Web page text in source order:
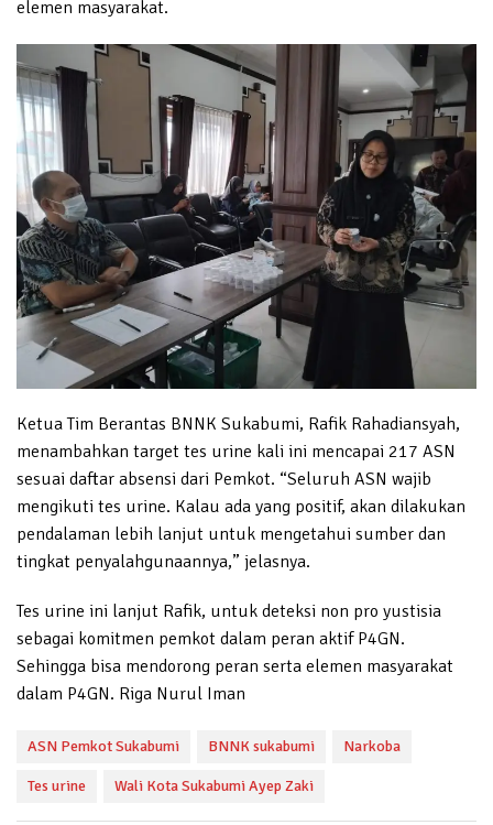
elemen masyarakat.
Ketua Tim Berantas BNNK Sukabumi, Rafik Rahadiansyah,
menambahkan target tes urine kali ini mencapai 217 ASN
sesuai daftar absensi dari Pemkot. “Seluruh ASN wajib
mengikuti tes urine. Kalau ada yang positif, akan dilakukan
pendalaman lebih lanjut untuk mengetahui sumber dan
tingkat penyalahgunaannya,” jelasnya.
Tes urine ini lanjut Rafik, untuk deteksi non pro yustisia
sebagai komitmen pemkot dalam peran aktif P4GN.
Sehingga bisa mendorong peran serta elemen masyarakat
dalam P4GN. Riga Nurul Iman
ASN Pemkot Sukabumi BNNK sukabumi Narkoba
Tes urine Wali Kota Sukabumi Ayep Zaki